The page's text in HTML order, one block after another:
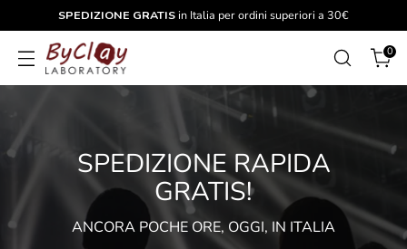
SPEDIZIONE GRATIS in Italia per ordini superiori a 30€
0
SPEDIZIONE RAPIDA
GRATIS!
ANCORA POCHE ORE, OGGI, IN ITALIA